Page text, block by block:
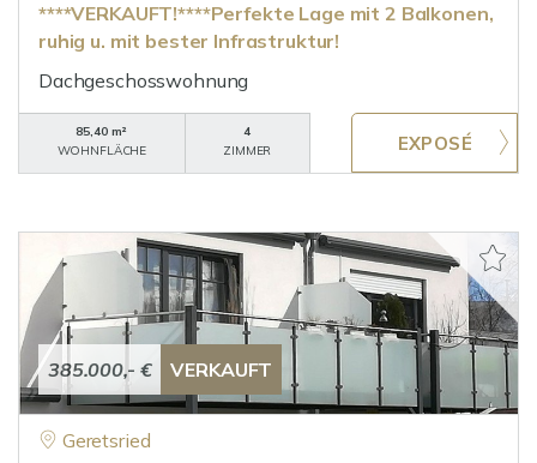
****VERKAUFT!****Perfekte Lage mit 2 Balkonen,
ruhig u. mit bester Infrastruktur!
Dachgeschosswohnung
85,40 m²
WOHNFLÄCHE
4
ZIMMER
385.000,- € VERKAUFT
Geretsried